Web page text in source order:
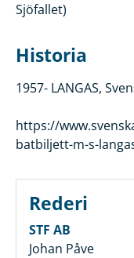
Sjöfallet)
Historia
1957- LANGAS,
https://
batbiljett-m-s-
Rederi
STF AB
Johan Påve